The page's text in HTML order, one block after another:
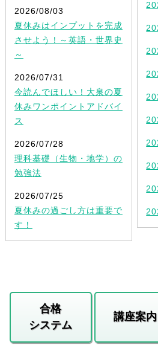
2026/08/03
夏休みはインプットを完成
させよう！～英語・世界史
～
2026/07/31
今読んでほしい！大泉の夏
休みワンポイントアドバイ
ス
2026/07/28
理科基礎（生物・地学）の
勉強法
2026/07/25
夏休みの過ごし方は重要で
す！
合格
システム
講座案内